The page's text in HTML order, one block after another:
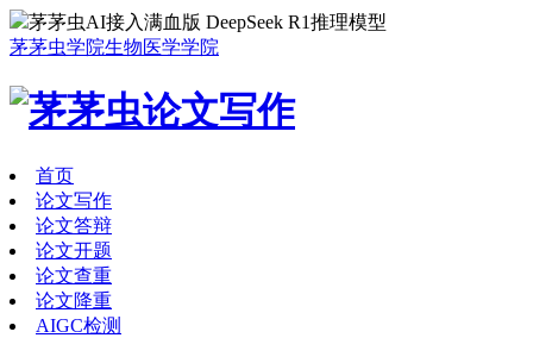
茅茅虫AI接入满血版 DeepSeek R1推理模型
茅茅虫学院生物医学学院
首页
论文写作
论文答辩
论文开题
论文查重
论文降重
AIGC检测